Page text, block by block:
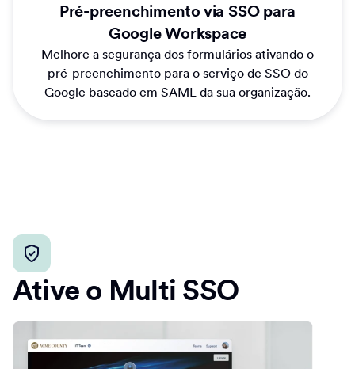
Pré-preenchimento via SSO para
Google Workspace
Melhore a segurança dos formulários ativando o
pré-preenchimento para o serviço de SSO do
Google baseado em SAML da sua organização.
Ative o Multi SSO